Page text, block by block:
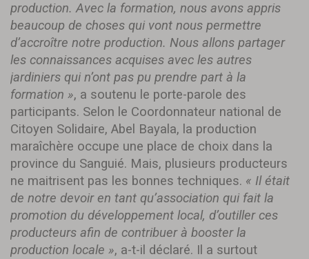
production. Avec la formation, nous avons appris
beaucoup de choses qui vont nous permettre
d’accroître notre production. Nous allons partager
les connaissances acquises avec les autres
jardiniers qui n’ont pas pu prendre part à la
formation », a soutenu le porte-parole des
participants. Selon le Coordonnateur national de
Citoyen Solidaire, Abel Bayala, la production
maraîchère occupe une place de choix dans la
province du Sanguié. Mais, plusieurs producteurs
ne maitrisent pas les bonnes techniques. « Il était
de notre devoir en tant qu’association qui fait la
promotion du développement local, d’outiller ces
producteurs afin de contribuer à booster la
production locale », a-t-il déclaré. Il a surtout